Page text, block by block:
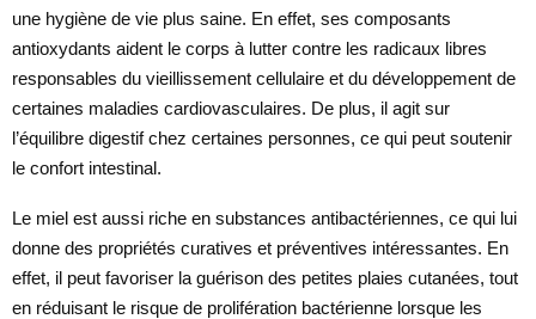
une hygiène de vie plus saine. En effet, ses composants
antioxydants aident le corps à lutter contre les radicaux libres
responsables du vieillissement cellulaire et du développement de
certaines maladies cardiovasculaires. De plus, il agit sur
l’équilibre digestif chez certaines personnes, ce qui peut soutenir
le confort intestinal.
Le miel est aussi riche en substances antibactériennes, ce qui lui
donne des propriétés curatives et préventives intéressantes. En
effet, il peut favoriser la guérison des petites plaies cutanées, tout
en réduisant le risque de prolifération bactérienne lorsque les